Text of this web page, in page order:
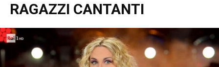
RAGAZZI CANTANTI